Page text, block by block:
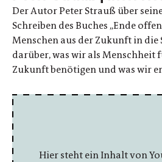
Der Autor Peter Strauß über
Schreiben des Buches „Ende
Menschen aus der Zukunft in die
darüber, was wir als Menschheit
Zukunft benötigen und was wir
Hier steht ein Inhalt von